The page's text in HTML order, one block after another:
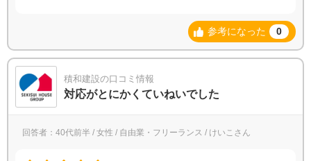
参考になった 0
積和建設の口コミ情報
対応がとにかくていねいでした
回答者：40代前半 / 女性 / 自由業・フリーランス / けいこさん